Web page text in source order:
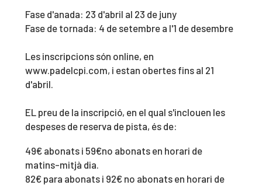
Fase d'anada: 23 d'abril al 23 de juny
Fase de tornada: 4 de setembre a l'1 de desembre
Les inscripcions són online, en
www.padelcpi.com, i estan obertes fins al 21
d'abril.
EL preu de la inscripció, en el qual s'inclouen les
despeses de reserva de pista, és de:
49€ abonats i 59€no abonats en horari de
matins-mitjà dia.
82€ para abonats i 92€ no abonats en horari de